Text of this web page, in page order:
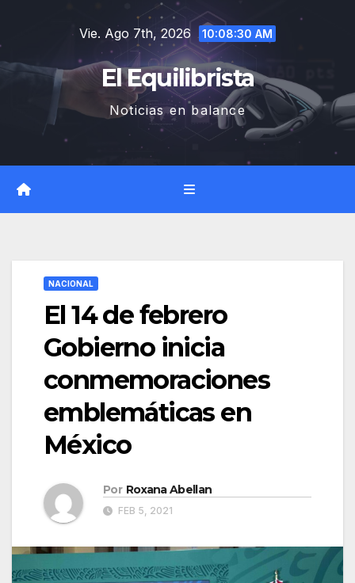
contenido
Vie. Ago 7th, 2026 10:08:31 AM
El Equilibrista
Noticias en balance
NACIONAL
El 14 de febrero
Gobierno inicia
conmemoraciones
emblemáticas en
México
Por Roxana Abellan
FEB 5, 2021